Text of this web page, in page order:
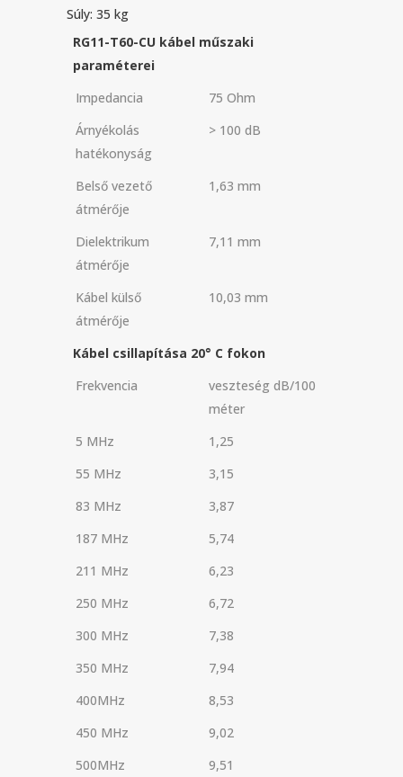
Súly: 35 kg
RG11-T60-CU kábel műszaki
paraméterei
Impedancia
75 Ohm
Árnyékolás
hatékonyság
> 100 dB
Belső vezető
átmérője
1,63 mm
Dielektrikum
átmérője
7,11 mm
Kábel külső
átmérője
10,03 mm
Kábel csillapítása 20° C fokon
Frekvencia
veszteség dB/100
méter
5 MHz
1,25
55 MHz
3,15
83 MHz
3,87
187 MHz
5,74
211 MHz
6,23
250 MHz
6,72
300 MHz
7,38
350 MHz
7,94
400MHz
8,53
450 MHz
9,02
500MHz
9,51